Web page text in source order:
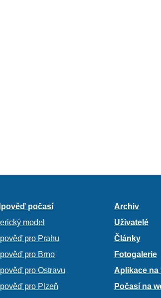
počasí
model
pro Prahu
pro Brno
pro Ostravu
pro Plzeň
Archiv
Uživatelé
Články
Fotogalerie
Aplikace na
Počasí na